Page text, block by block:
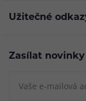
Užitečné
Zasílat novinky